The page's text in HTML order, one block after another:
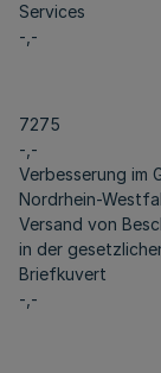
Services
-,-
7275
-,-
Verbesserung im
Nordrhein-
Versand von
in der
Briefkuvert
-,-